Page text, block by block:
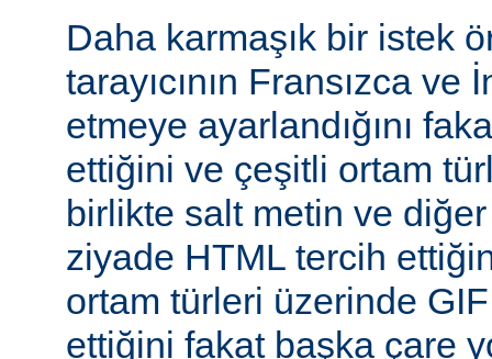
Daha karmaşık bir istek
tarayıcının Fransızca
etmeye ayarlandığını
ettiğini ve çeşitli ortam
birlikte salt metin ve
ziyade HTML tercih
ortam türleri üzerinde
ettiğini fakat başka çare